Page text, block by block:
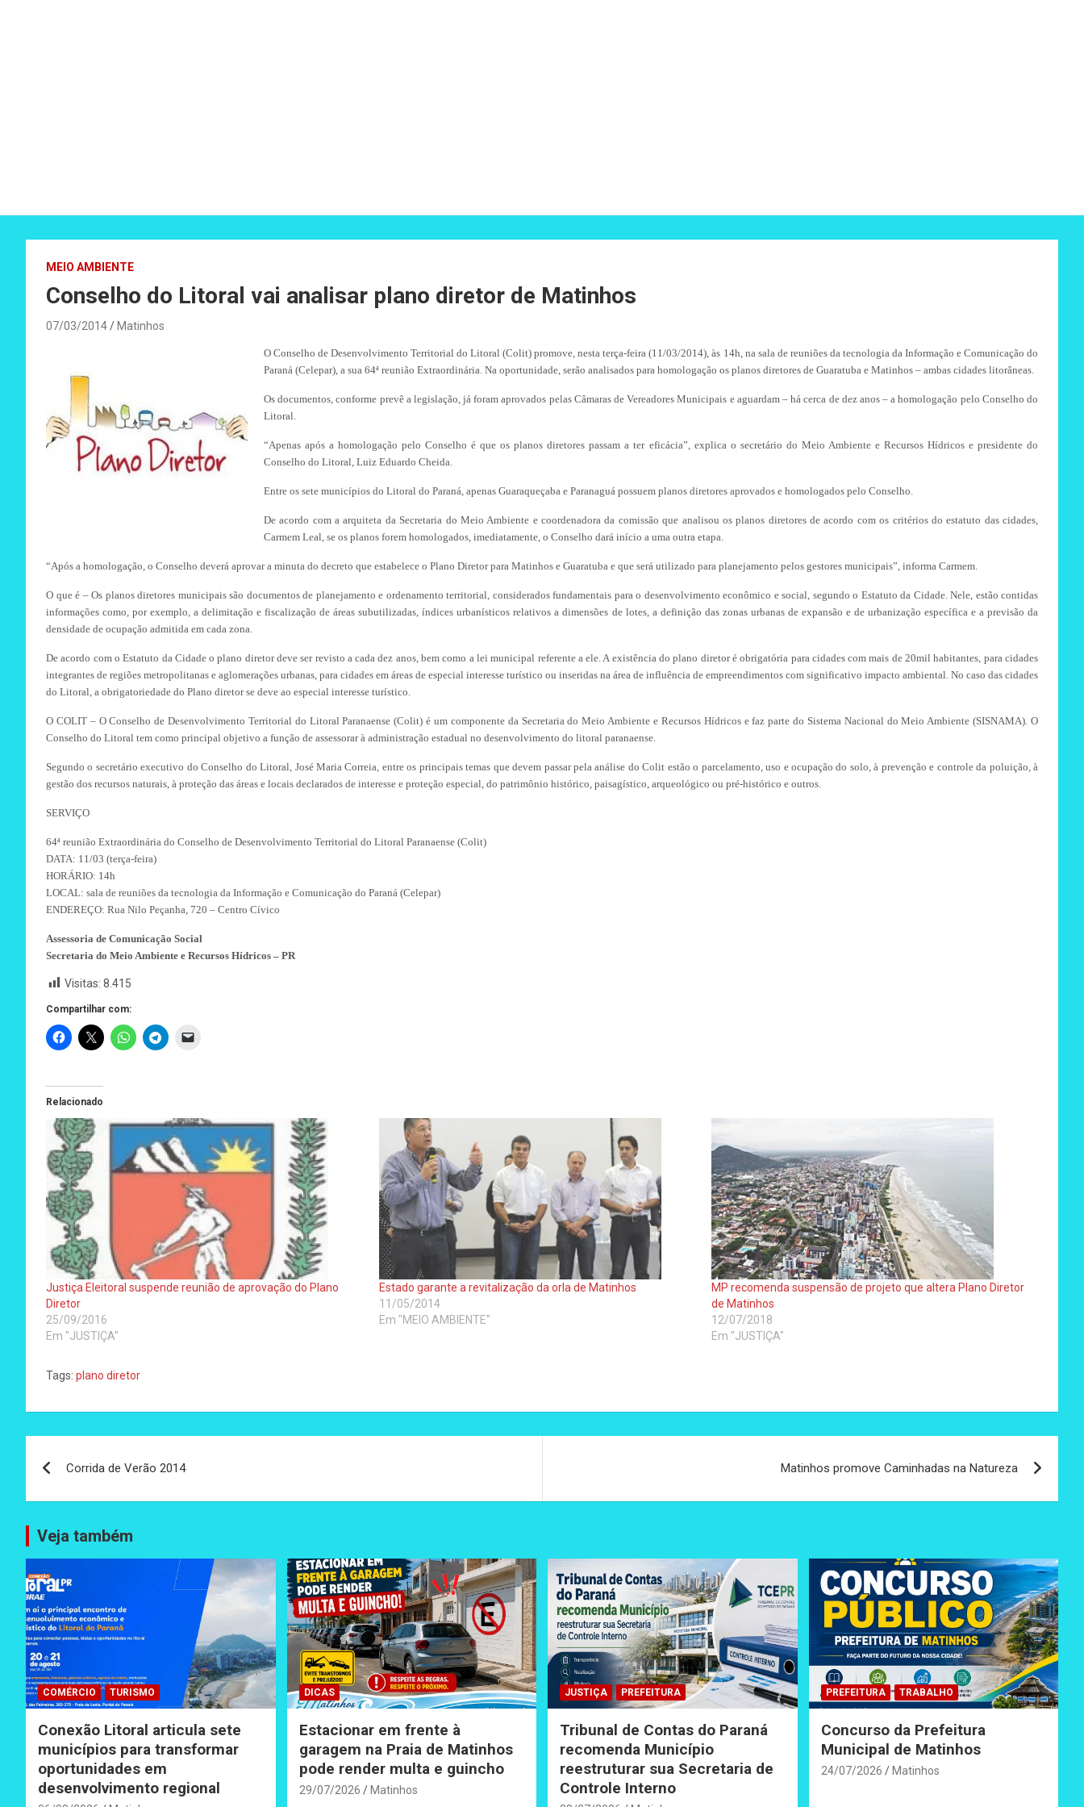
MEIO AMBIENTE
Conselho do Litoral vai analisar plano diretor de Matinhos
07/03/2014 Matinhos
O Conselho de Desenvolvimento Territorial do Litoral (Colit) promove, nesta terça-feira (11/03/2014), às 14h, na sala de reuniões da tecnologia da Informação e Comunicação do
Paraná (Celepar), a sua 64ª reunião Extraordinária. Na oportunidade, serão analisados para homologação os planos diretores de Guaratuba e Matinhos – ambas cidades litorâneas.
Os documentos, conforme prevê a legislação, já foram aprovados pelas Câmaras de Vereadores Municipais e aguardam – há cerca de dez anos – a homologação pelo Conselho do
Litoral.
“Apenas após a homologação pelo Conselho é que os planos diretores passam a ter eficácia”, explica o secretário do Meio Ambiente e Recursos Hídricos e presidente do
Conselho do Litoral, Luiz Eduardo Cheida.
Entre os sete municípios do Litoral do Paraná, apenas Guaraqueçaba e Paranaguá possuem planos diretores aprovados e homologados pelo Conselho.
De acordo com a arquiteta da Secretaria do Meio Ambiente e coordenadora da comissão que analisou os planos diretores de acordo com os critérios do estatuto das cidades,
Carmem Leal, se os planos forem homologados, imediatamente, o Conselho dará início a uma outra etapa.
“Após a homologação, o Conselho deverá aprovar a minuta do decreto que estabelece o Plano Diretor para Matinhos e Guaratuba e que será utilizado para planejamento pelos gestores municipais”, informa Carmem.
O que é – Os planos diretores municipais são documentos de planejamento e ordenamento territorial, considerados fundamentais para o desenvolvimento econômico e social, segundo o Estatuto da Cidade. Nele, estão contidas
informações como, por exemplo, a delimitação e fiscalização de áreas subutilizadas, índices urbanísticos relativos a dimensões de lotes, a definição das zonas urbanas de expansão e de urbanização específica e a previsão da
densidade de ocupação admitida em cada zona.
De acordo com o Estatuto da Cidade o plano diretor deve ser revisto a cada dez anos, bem como a lei municipal referente a ele. A existência do plano diretor é obrigatória para cidades com mais de 20mil habitantes, para cidades
integrantes de regiões metropolitanas e aglomerações urbanas, para cidades em áreas de especial interesse turístico ou inseridas na área de influência de empreendimentos com significativo impacto ambiental. No caso das cidades
do Litoral, a obrigatoriedade do Plano diretor se deve ao especial interesse turístico.
O COLIT – O Conselho de Desenvolvimento Territorial do Litoral Paranaense (Colit) é um componente da Secretaria do Meio Ambiente e Recursos Hídricos e faz parte do Sistema Nacional do Meio Ambiente (SISNAMA). O
Conselho do Litoral tem como principal objetivo a função de assessorar à administração estadual no desenvolvimento do litoral paranaense.
Segundo o secretário executivo do Conselho do Litoral, José Maria Correia, entre os principais temas que devem passar pela análise do Colit estão o parcelamento, uso e ocupação do solo, à prevenção e controle da poluição, à
gestão dos recursos naturais, à proteção das áreas e locais declarados de interesse e proteção especial, do patrimônio histórico, paisagístico, arqueológico ou pré-histórico e outros.
SERVIÇO
64ª reunião Extraordinária do Conselho de Desenvolvimento Territorial do Litoral Paranaense (Colit)
DATA: 11/03 (terça-feira)
HORÁRIO: 14h
LOCAL: sala de reuniões da tecnologia da Informação e Comunicação do Paraná (Celepar)
ENDEREÇO: Rua Nilo Peçanha, 720 – Centro Cívico
Assessoria de Comunicação Social
Secretaria do Meio Ambiente e Recursos Hídricos – PR
Visitas: 8.415
Compartilhar com:
Relacionado
Justiça Eleitoral suspende reunião de aprovação do Plano
Diretor
25/09/2016
Em "JUSTIÇA"
Estado garante a revitalização da orla de Matinhos
11/05/2014
Em "MEIO AMBIENTE"
MP recomenda suspensão de projeto que altera Plano Diretor
de Matinhos
12/07/2018
Em "JUSTIÇA"
Tags: plano diretor
Post
Corrida de Verão 2014 Matinhos promove Caminhadas na Natureza
Veja também
COMÉRCIO TURISMO
Conexão Litoral articula sete
municípios para transformar
oportunidades em
desenvolvimento regional
DICAS
Estacionar em frente à
garagem na Praia de Matinhos
pode render multa e guincho
29/07/2026 Matinhos
JUSTIÇA PREFEITURA
Tribunal de Contas do Paraná
recomenda Município
reestruturar sua Secretaria de
Controle Interno
PREFEITURA TRABALHO
Concurso da Prefeitura
Municipal de Matinhos
24/07/2026 Matinhos